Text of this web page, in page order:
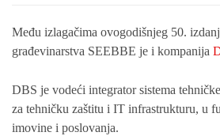
Među izlagačima ovogodišnjeg 50.
građevinarstva SEEBBE je i kompanija
DBS je vodeći integrator sistema
za tehničku zaštitu i IT infrastrukturu, u
imovine i poslovanja.